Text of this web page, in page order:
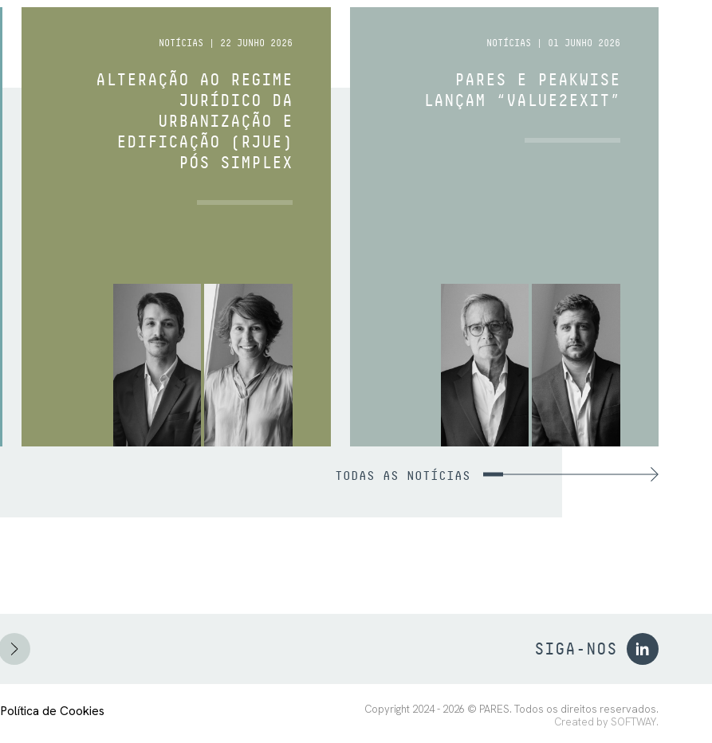
NOTÍCIAS | 22 JUNHO 2026
ALTERAÇÃO AO REGIME
JURÍDICO DA
URBANIZAÇÃO E
EDIFICAÇÃO (RJUE)
PÓS SIMPLEX
NOTÍCIAS | 01 JUNHO 2026
PARES E PEAKWISE
LANÇAM “VALUE2EXIT”
TODAS AS NOTÍCIAS
SIGA-NOS
Política de Cookies
Copyright 2024 - 2026 © PARES. Todos os direitos reservados.
Created by SOFTWAY.